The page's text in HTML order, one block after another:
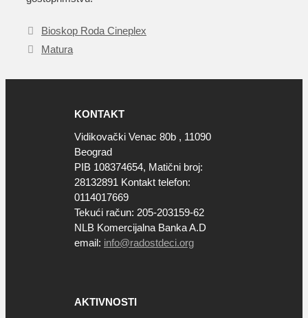
Bioskop Roda Cineplex
Matura
KONTAKT
Vidikovački Venac 80b , 11090
Beograd
PIB 108374654, Matični broj:
28132891 Kontakt telefon:
0114017669
Tekući račun: 205-203159-62
NLB Komercijalna Banka A.D
email: info@radostdeci.org
AKTIVNOSTI